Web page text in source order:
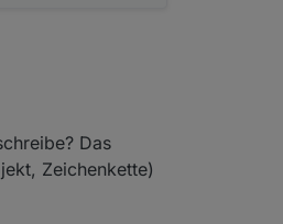
Das
Zeichenkette)